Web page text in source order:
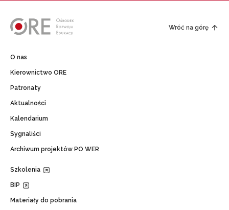
Wróć na górę
O nas
Kierownictwo ORE
Patronaty
Aktualności
Kalendarium
Sygnaliści
Archiwum projektów PO WER
Szkolenia
BIP
Materiały do pobrania